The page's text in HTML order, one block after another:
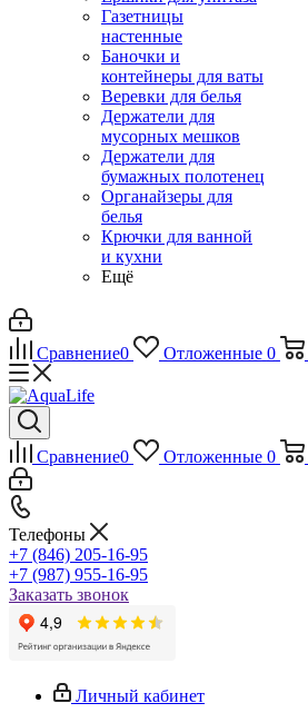
Газетницы
настенные
Баночки и
контейнеры для ваты
Веревки для белья
Держатели для
мусорных мешков
Держатели для
бумажных полотенец
Органайзеры для
белья
Крючки для ванной
и кухни
Ещё
Сравнение0 Отложенные 0
Сравнение0 Отложенные 0
Телефоны
+7 (846) 205-16-95
+7 (987) 955-16-95
Заказать звонок
Личный кабинет